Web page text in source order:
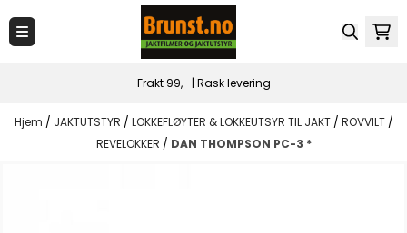
Hopp til innhold
Frakt 99,- | Rask levering
Hjem / JAKTUTSTYR / LOKKEFLØYTER & LOKKEUTSYR TIL JAKT / ROVVILT /
REVELOKKER / DAN THOMPSON PC-3 *